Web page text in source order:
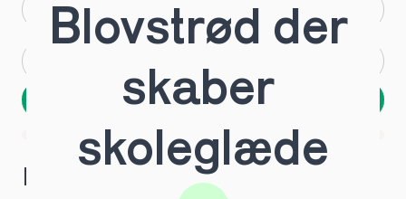
EUX
Næste
1 ud af 9 for at finde den rette tutor
Hvilken årgang?
Blovstrød der
skaber
skoleglæde